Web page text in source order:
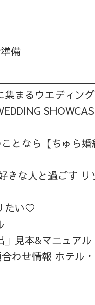
備
まるウエディン
となら【ちゅら
きな人と過ごす
たい♡
見本&マニュアル
わせ情報 ホテル